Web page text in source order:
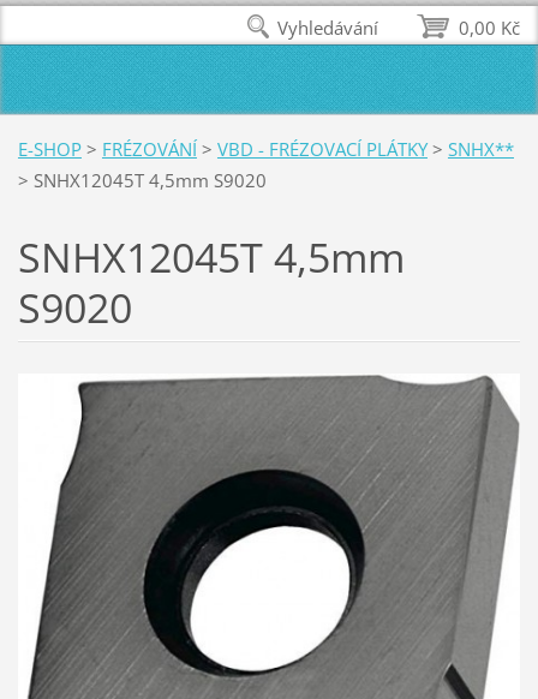
E-SHOP > FRÉZOVÁNÍ > VBD - FRÉZOVACÍ PLÁTKY > SNHX**
> SNHX12045T 4,5mm S9020
SNHX12045T 4,5mm
S9020
0,00 Kč
Vyhledávání